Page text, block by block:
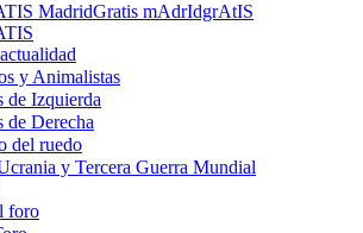
MadridGratis mAdrIdgrAtIS
y Animalistas
Izquierda
Derecha
del ruedo
y Tercera Guerra Mundial
foro